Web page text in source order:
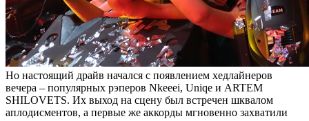
Но настоящий драйв начался с появлением хедлайнеров
вечера – популярных рэперов Nkeeei, Uniqe и ARTEM
SHILOVETS. Их выход на сцену был встречен шквалом
аплодисментов, а первые же аккорды мгновенно захватили